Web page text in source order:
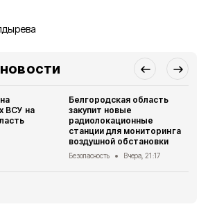
ВСУ на
Белгородская область
закупит новые
радиолокационные
станции для мониторинга
воздушной обстановки
Безопасность Вчера, 21:17